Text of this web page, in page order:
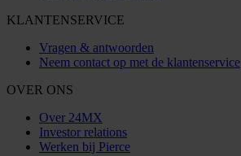
KLANTENSERVICE
Vragen & antwoorden
Neem contact op met de klantenservice
OVER ONS
Over 24MX
Investor relations
Werken bij Pierce